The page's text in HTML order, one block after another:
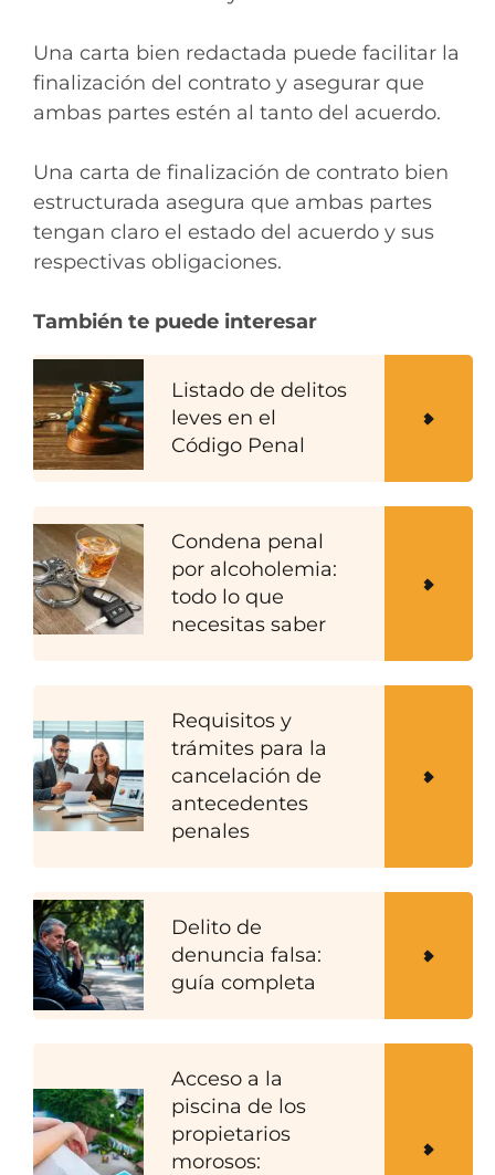
Una carta bien redactada puede facilitar la
finalización del contrato y asegurar que
ambas partes estén al tanto del acuerdo.
Una carta de finalización de contrato bien
estructurada asegura que ambas partes
tengan claro el estado del acuerdo y sus
respectivas obligaciones.
También te puede interesar
Listado de delitos
leves en el
Código Penal
Condena penal
por alcoholemia:
todo lo que
necesitas saber
Requisitos y
trámites para la
cancelación de
antecedentes
penales
Delito de
denuncia falsa:
guía completa
Acceso a la
piscina de los
propietarios
morosos: